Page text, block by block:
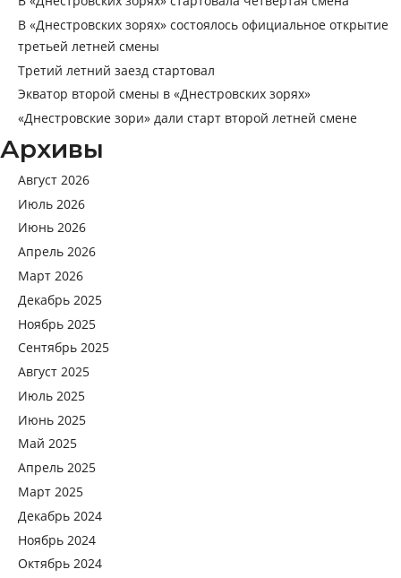
В «Днестровских зорях» состоялось официальное открытие
третьей летней смены
Третий летний заезд стартовал
Экватор второй смены в «Днестровских зорях»
«Днестровские зори» дали старт второй летней смене
Архивы
Август 2026
Июль 2026
Июнь 2026
Апрель 2026
Март 2026
Декабрь 2025
Ноябрь 2025
Сентябрь 2025
Август 2025
Июль 2025
Июнь 2025
Май 2025
Апрель 2025
Март 2025
Декабрь 2024
Ноябрь 2024
Октябрь 2024